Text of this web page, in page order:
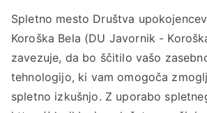
Spletno mesto Društva
Koroška Bela (DU Javornik -
zavezuje, da bo ščitilo vašo
tehnologijo, ki vam omogoča
spletno izkušnjo. Z uporabo